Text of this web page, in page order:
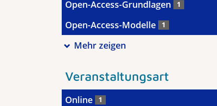
Open-Access-Grundlagen 1
Open-Access-Modelle 1
Mehr zeigen
Veranstaltungsart
Online 1